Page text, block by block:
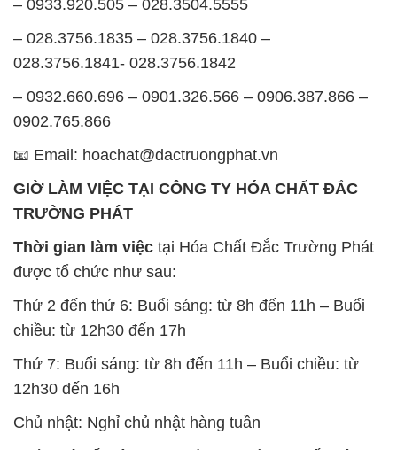
– 0933.920.505 – 028.3504.5555
– 028.3756.1835 – 028.3756.1840 –
028.3756.1841- 028.3756.1842
– 0932.660.696 – 0901.326.566 – 0906.387.866 –
0902.765.866
📧 Email: hoachat@dactruongphat.vn
GIỜ LÀM VIỆC TẠI CÔNG TY HÓA CHẤT ĐẮC
TRƯỜNG PHÁT
Thời gian làm việc tại Hóa Chất Đắc Trường Phát
được tổ chức như sau:
Thứ 2 đến thứ 6: Buổi sáng: từ 8h đến 11h – Buổi
chiều: từ 12h30 đến 17h
Thứ 7: Buổi sáng: từ 8h đến 11h – Buổi chiều: từ
12h30 đến 16h
Chủ nhật: Nghỉ chủ nhật hàng tuần